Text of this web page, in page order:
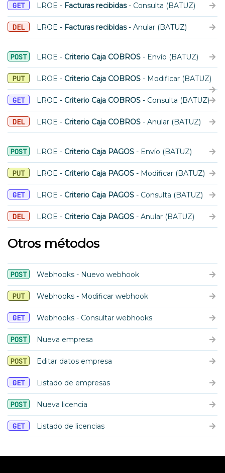
GET LROE - Facturas recibidas- Consulta (BATUZ)
DEL LROE - Facturas recibidas- Anular (BATUZ)
POST LROE - Criterio Caja COBROS - Envío (BATUZ)
PUT LROE - Criterio Caja COBROS - Modificar (BATUZ)
GET LROE - Criterio Caja COBROS - Consulta (BATUZ)
DEL LROE - Criterio Caja COBROS - Anular (BATUZ)
POST LROE - Criterio Caja PAGOS - Envío (BATUZ)
PUT LROE - Criterio Caja PAGOS - Modificar (BATUZ)
GET LROE - Criterio Caja PAGOS - Consulta (BATUZ)
DEL LROE - Criterio Caja PAGOS - Anular (BATUZ)
Otros métodos
POST Webhooks - Nuevo webhook
PUT Webhooks - Modificar webhook
GET Webhooks - Consultar webhooks
POST Nueva empresa
POST Editar datos empresa
GET Listado de empresas
POST Nueva licencia
GET Listado de licencias